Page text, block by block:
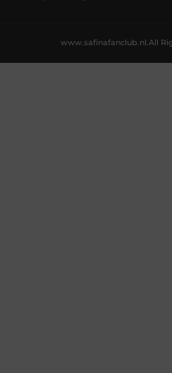
All
www.safinafanclub.nl.